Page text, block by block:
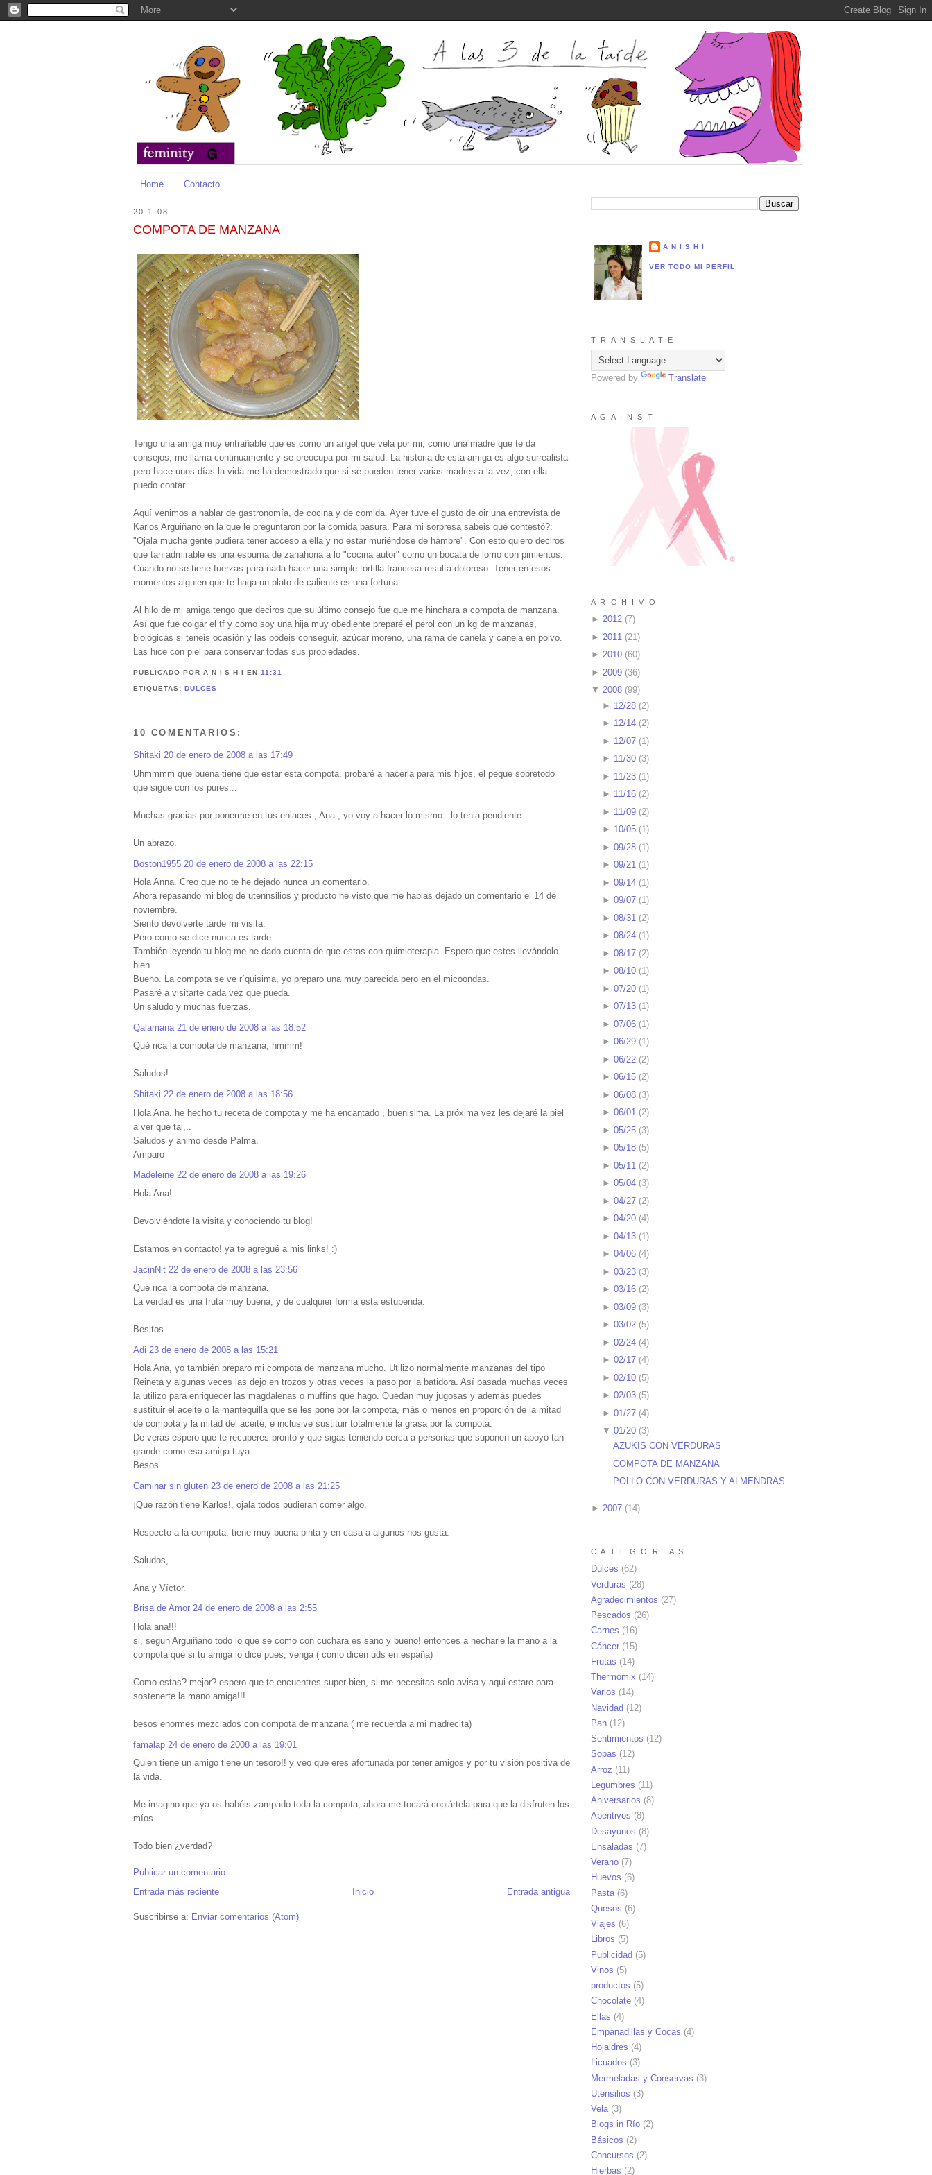
Home Contacto
20.1.08
COMPOTA DE MANZANA
Tengo una amiga muy entrañable que es como un angel que vela por mi, como una madre que te da
consejos, me llama continuamente y se preocupa por mi salud. La historia de esta amiga es algo surrealista
pero hace unos días la vida me ha demostrado que si se pueden tener varias madres a la vez, con ella
puedo contar.
Aquí venimos a hablar de gastronomía, de cocina y de comida. Ayer tuve el gusto de oir una entrevista de
Karlos Arguiñano en la que le preguntaron por la comida basura. Para mi sorpresa sabeis qué contestó?:
"Ojala mucha gente pudiera tener acceso a ella y no estar muriéndose de hambre". Con esto quiero deciros
que tan admirable es una espuma de zanahoria a lo "cocina autor" como un bocata de lomo con pimientos.
Cuando no se tiene fuerzas para nada hacer una simple tortilla francesa resulta doloroso. Tener en esos
momentos alguien que te haga un plato de caliente es una fortuna.
Al hilo de mi amiga tengo que deciros que su último consejo fue que me hinchara a compota de manzana.
Así que fue colgar el tf y como soy una hija muy obediente preparé el perol con un kg de manzanas,
biológicas si teneis ocasión y las podeis conseguir, azúcar moreno, una rama de canela y canela en polvo.
Las hice con piel para conservar todas sus propiedades.
PUBLICADO POR A N I S H IEN11:31
ETIQUETAS: DULCES
10 COMENTARIOS:
Shitaki 20 de enero de 2008 a las 17:49
Uhmmmm que buena tiene que estar esta compota, probaré a hacerla para mis hijos, el peque sobretodo
que sigue con los pures...
Muchas gracias por ponerme en tus enlaces , Ana , yo voy a hacer lo mismo...lo tenia pendiente.
Un abrazo.
Boston1955 20 de enero de 2008 a las 22:15
Hola Anna. Creo que no te he dejado nunca un comentario.
Ahora repasando mi blog de utennsilios y producto he visto que me habias dejado un comentario el 14 de
noviembre.
Siento devolverte tarde mi visita.
Pero como se dice nunca es tarde.
También leyendo tu blog me he dado cuenta de que estas con quimioterapia. Espero que estes llevándolo
bien.
Bueno. La compota se ve r´quisima, yo preparo una muy parecida pero en el micoondas.
Pasaré a visitarte cada vez que pueda.
Un saludo y muchas fuerzas.
Qalamana 21 de enero de 2008 a las 18:52
Qué rica la compota de manzana, hmmm!
Saludos!
Shitaki 22 de enero de 2008 a las 18:56
Hola Ana. he hecho tu receta de compota y me ha encantado , buenisima. La próxima vez les dejaré la piel
a ver que tal,..
Saludos y animo desde Palma.
Amparo
Madeleine 22 de enero de 2008 a las 19:26
Hola Ana!
Devolviéndote la visita y conociendo tu blog!
Estamos en contacto! ya te agregué a mis links! :)
JacinNit 22 de enero de 2008 a las 23:56
Que rica la compota de manzana.
La verdad es una fruta muy buena, y de cualquier forma esta estupenda.
Besitos.
Adi 23 de enero de 2008 a las 15:21
Hola Ana, yo también preparo mi compota de manzana mucho. Utilizo normalmente manzanas del tipo
Reineta y algunas veces las dejo en trozos y otras veces la paso por la batidora. Así pasada muchas veces
la utilizo para enriquecer las magdalenas o muffins que hago. Quedan muy jugosas y además puedes
sustituir el aceite o la mantequilla que se les pone por la compota, más o menos en proporción de la mitad
de compota y la mitad del aceite, e inclusive sustituir totalmente la grasa por la compota.
De veras espero que te recuperes pronto y que sigas teniendo cerca a personas que suponen un apoyo tan
grande como esa amiga tuya.
Besos.
Caminar sin gluten 23 de enero de 2008 a las 21:25
¡Que razón tiene Karlos!, ojala todos pudieran comer algo.
Respecto a la compota, tiene muy buena pinta y en casa a algunos nos gusta.
Saludos,
Ana y Víctor.
Brisa de Amor 24 de enero de 2008 a las 2:55
Hola ana!!!
si, segun Arguiñano todo lo que se como con cuchara es sano y bueno! entonces a hecharle la mano a la
compota que si tu amiga lo dice pues, venga ( como dicen uds en españa)
Como estas? mejor? espero que te encuentres super bien, si me necesitas solo avisa y aqui estare para
sostenerte la mano amiga!!!
besos enormes mezclados con compota de manzana ( me recuerda a mi madrecita)
famalap 24 de enero de 2008 a las 19:01
Quien tiene un amigo tiene un tesoro!! y veo que eres afortunada por tener amigos y por tu visión positiva de
la vida.
Me imagino que ya os habéis zampado toda la compota, ahora me tocará copiártela para que la disfruten los
míos.
Todo bien ¿verdad?
Publicar un comentario
Entrada más reciente
Entrada antigua
Inicio
Suscribirse a: Enviar comentarios (Atom)
A N I S H I
VER TODO MI PERFIL
T R A N S L A T E
Powered by Translate
A G A I N S T
A R C H I V O
► 2012 (7)
► 2011 (21 )
► 2010 (60)
► 2009 (36)
▼ 2008 (99)
► 12/28(2)
► 12/14(2)
► 12/07(1)
► 11/30(3)
► 11/23(1)
► 11/16(2)
► 11/09(2)
► 10/05(1)
► 09/28(1)
► 09/21(1)
► 09/14(1)
► 09/07(1)
► 08/31 (2)
► 08/24(1)
► 08/17(2)
► 08/10(1)
► 07/20(1)
► 07/13(1)
► 07/06(1)
► 06/29(1)
► 06/22(2)
► 06/15(2)
► 06/08(3)
► 06/01(2)
► 05/25(3)
► 05/18(5)
► 05/11 (2)
► 05/04(3)
► 04/27(2)
► 04/20(4)
► 04/13(1)
► 04/06(4)
► 03/23(3)
► 03/16(2)
► 03/09(3)
► 03/02(5)
► 02/24(4)
► 02/17(4)
► 02/10(5)
► 02/03(5)
► 01/27(4)
▼ 01/20(3)
AZUKIS CON VERDURAS
COMPOTA DE MANZANA
POLLO CON VERDURAS Y ALMENDRAS
► 2007 (14)
C A T E G O R I A S
Dulces (62)
Verduras (28)
Agradecimientos (27)
Pescados (26)
Carnes (16)
Cáncer (15)
Frutas (14)
Thermomix (14)
Varios (14)
Navidad (12)
Pan (12)
Sentimientos (12)
Sopas (12)
Arroz (11)
Legumbres (11)
Aniversarios (8)
Aperitivos (8)
Desayunos (8)
Ensaladas (7)
Verano (7)
Huevos (6)
Pasta (6)
Quesos (6)
Viajes (6)
Libros (5)
Publicidad (5)
Vinos (5)
productos (5)
Chocolate (4)
Ellas (4)
Empanadillas y Cocas (4)
Hojaldres (4)
Licuados (3)
Mermeladas y Conservas (3)
Utensilios (3)
Vela(3)
Blogs in Río (2)
Básicos (2)
Concursos (2)
Hierbas (2)